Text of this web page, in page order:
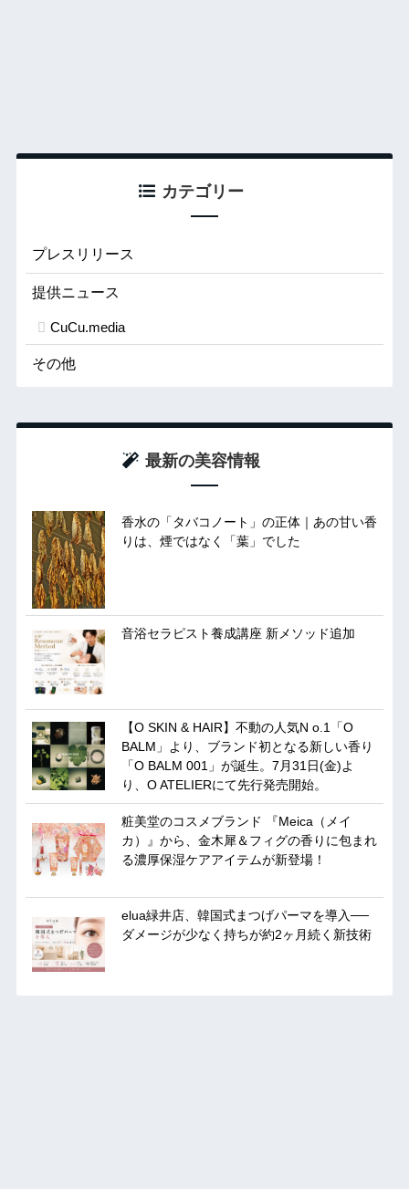
カテゴリー
プレスリリース
提供ニュース
CuCu.media
その他
最新の美容情報
香水の「タバコノート」の正体｜あの甘い香
りは、煙ではなく「葉」でした
音浴セラピスト養成講座 新メソッド追加
【O SKIN & HAIR】不動の人気N o.1「O
BALM」より、ブランド初となる新しい香り
「O BALM 001」が誕生。7月31日(金)よ
り、O ATELIERにて先行発売開始。
粧美堂のコスメブランド 『Meica（メイ
カ）』から、金木犀＆フィグの香りに包まれ
る濃厚保湿ケアアイテムが新登場！
elua緑井店、韓国式まつげパーマを導入──
ダメージが少なく持ちが約2ヶ月続く新技術